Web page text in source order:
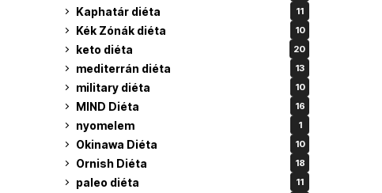
Kaphatár diéta 11
Kék Zónák diéta 10
keto diéta 20
mediterrán diéta 13
military diéta 10
MIND Diéta 16
nyomelem 1
Okinawa Diéta 10
Ornish Diéta 18
paleo diéta 11